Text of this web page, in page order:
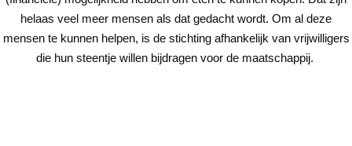
helaas veel meer mensen als dat gedacht wordt. Om al deze
mensen te kunnen helpen, is de stichting afhankelijk van vrijwilligers
die hun steentje willen bijdragen voor de maatschappij.